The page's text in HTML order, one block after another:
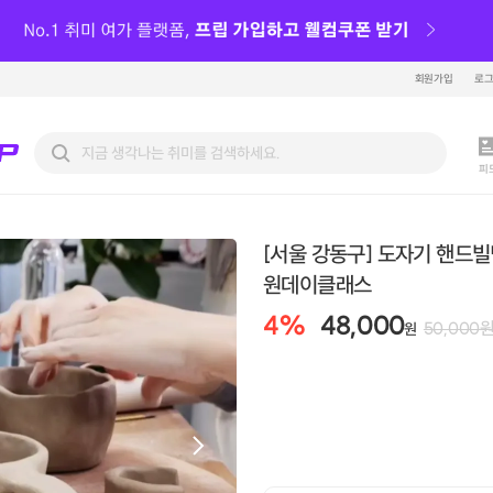
회원가입 로
피
[서울 강동구] 도자기 핸드
원데이클래스
4% 48,000원 50,000